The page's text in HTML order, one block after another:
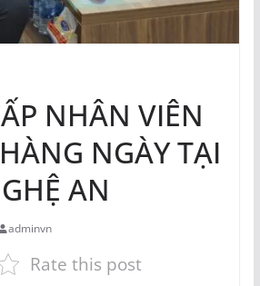
NHÂN VIÊN
NGÀY TẠI
AN
adminvn
Rate this post